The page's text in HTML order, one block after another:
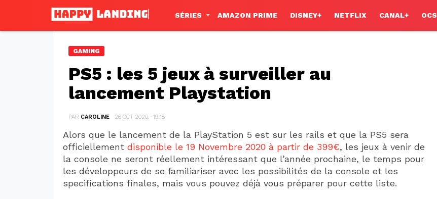
SÉRIES AMAZON PRIME DISNEY+ NETFLIX CANAL+ OCS
GAMING
PS5 : les 5 jeux à surveiller au
lancement Playstation
PAR CAROLINE 26 OCT 2020, · 19:18
Alors que le lancement de la PlayStation 5 est sur les rails et que la PS5 sera
officiellement disponible le 19 Novembre 2020 à partir de 399€, les jeux à venir de
la console ne seront réellement intéressant que l’année prochaine, le temps pour
les développeurs de se familiariser avec les possibilités de la console et les
specifications finales, mais vous pouvez déjà vous préparer pour cette liste.